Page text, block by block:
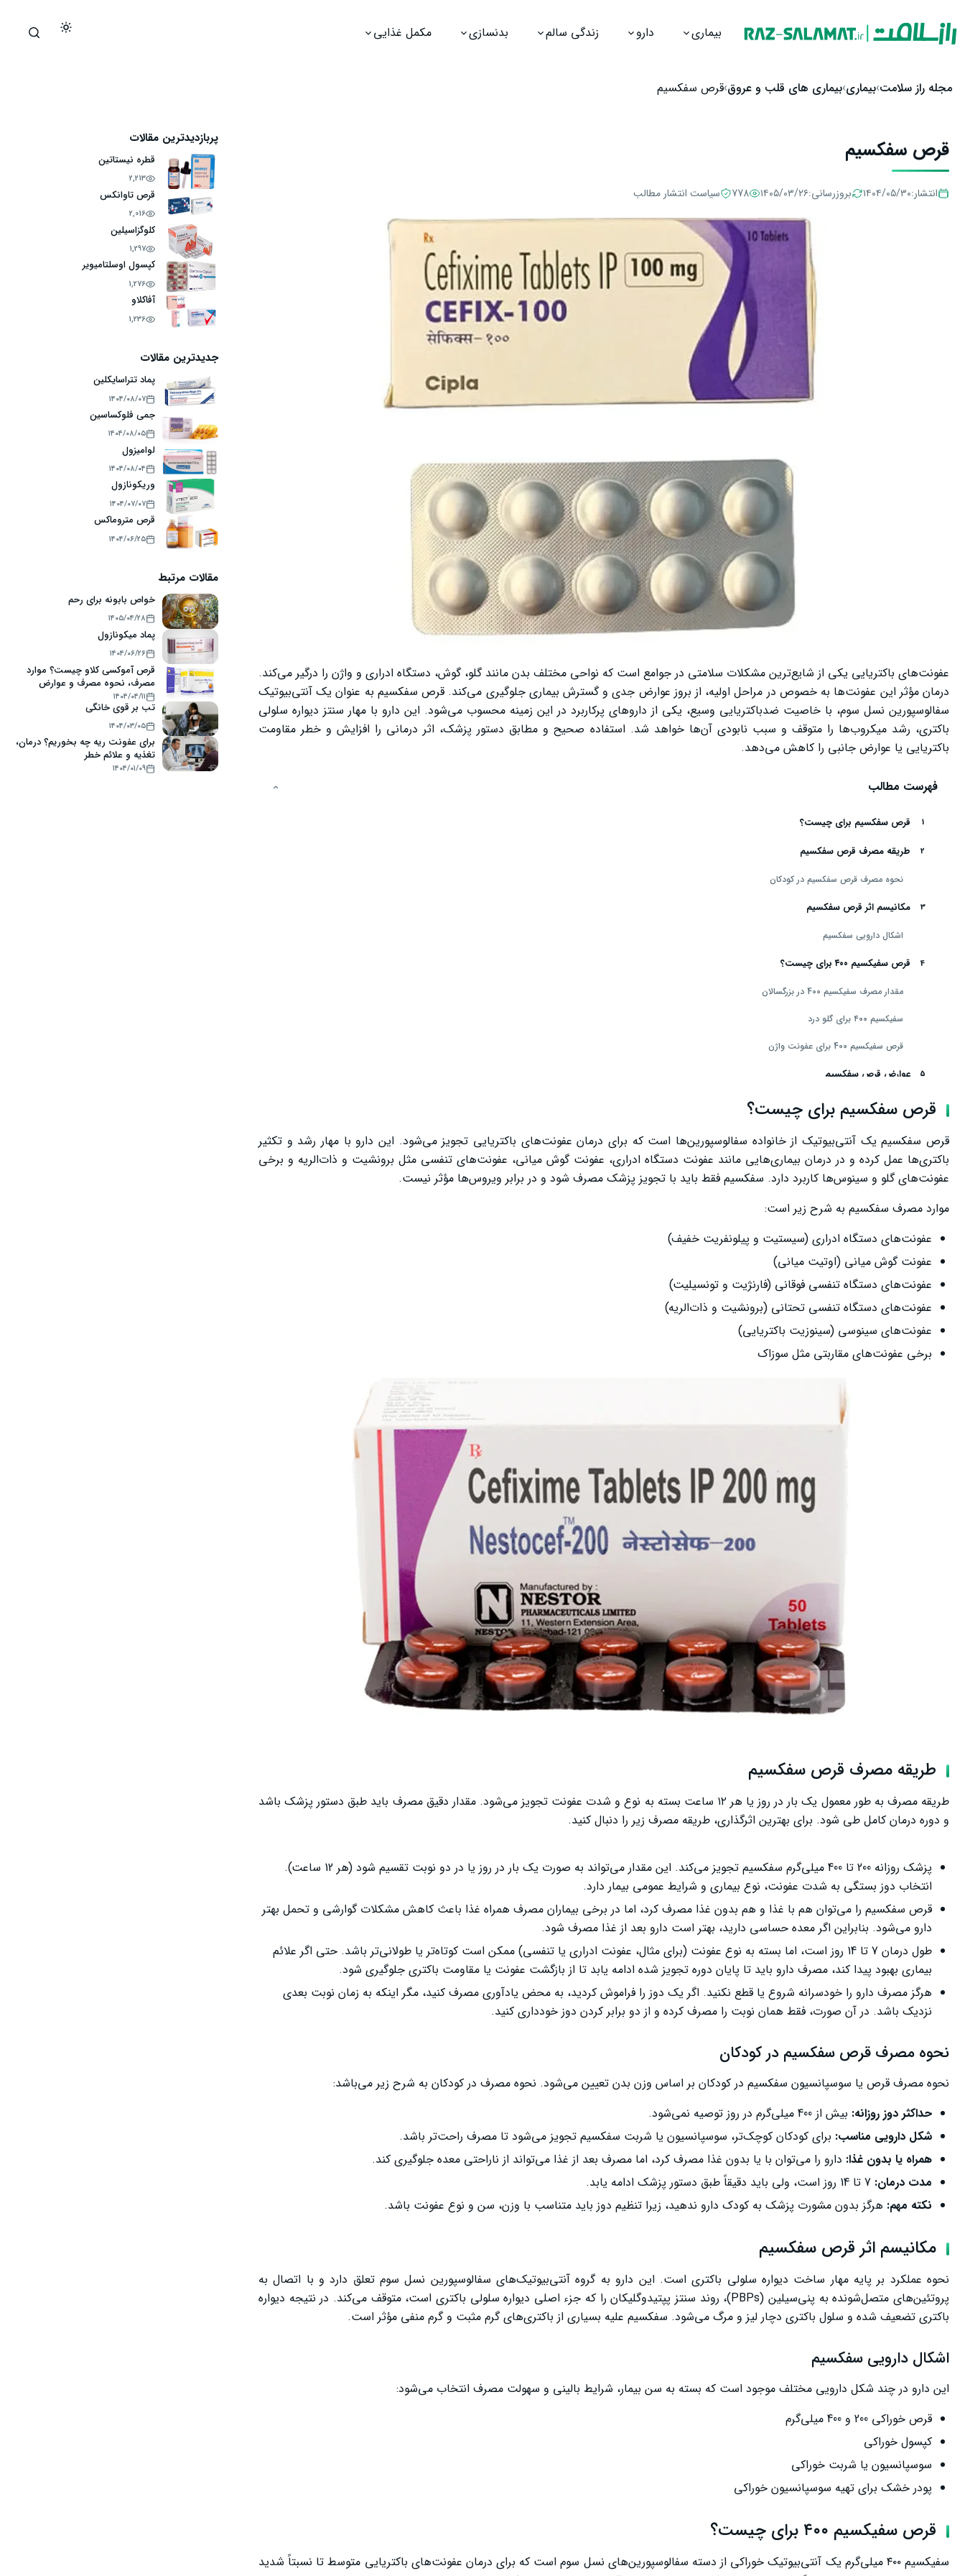
بیماری دارو زندگی سالم بدنسازی مکمل غذایی
مجله راز سلامت بیماری بیماری های قلب و عروق قرص سفکسیم
قرص سفکسیم
انتشار:۱۴۰۴/۰۵/۳۰ بروزرسانی:۱۴۰۵/۰۳/۲۶ 778 سیاست انتشار مطالب
عفونت‌های باکتریایی یکی از شایع‌ترین مشکلات سلامتی در جوامع است که نواحی مختلف بدن مانند گلو، گوش، دستگاه ادراری و واژن را درگیر می‌کند.
درمان مؤثر این عفونت‌ها به خصوص در مراحل اولیه، از بروز عوارض جدی و گسترش بیماری جلوگیری می‌کند. قرص سفکسیم به عنوان یک آنتی‌بیوتیک
سفالوسپورین نسل سوم، با خاصیت ضدباکتریایی وسیع، یکی از داروهای پرکاربرد در این زمینه محسوب می‌شود. این دارو با مهار سنتز دیواره سلولی
باکتری، رشد میکروب‌ها را متوقف و سبب نابودی آن‌ها خواهد شد. استفاده صحیح و مطابق دستور پزشک، اثر درمانی را افزایش و خطر مقاومت
باکتریایی یا عوارض جانبی را کاهش می‌دهد.
فهرست مطالب
قرص سفکسیم برای چیست؟
طریقه مصرف قرص سفکسیم
نحوه مصرف قرص سفکسیم در کودکان
مکانیسم اثر قرص سفکسیم
اشکال دارویی سفکسیم
قرص سفیکسیم ۴۰۰ برای چیست؟
مقدار مصرف سفیکسیم 400 در بزرگسالان
سفیکسیم ۴۰۰ برای گلو درد
قرص سفیکسیم 400 برای عفونت واژن
عوارض قرص سفکسیم
عوارض جدی و خطرات مصرف سفکسیم
قرص سفکسیم در بارداری
تداخل دارویی
سخن پایانی
قرص سفکسیم برای چیست؟
قرص سفکسیم یک آنتی‌بیوتیک از خانواده سفالوسپورین‌ها است که برای درمان عفونت‌های باکتریایی تجویز می‌شود. این دارو با مهار رشد و تکثیر
باکتری‌ها عمل کرده و در درمان بیماری‌هایی مانند عفونت دستگاه ادراری، عفونت گوش میانی، عفونت‌های تنفسی مثل برونشیت و ذات‌الریه و برخی
عفونت‌های گلو و سینوس‌ها کاربرد دارد. سفکسیم فقط باید با تجویز پزشک مصرف شود و در برابر ویروس‌ها مؤثر نیست.
موارد مصرف سفکسیم به شرح زیر است:
عفونت‌های دستگاه ادراری (سیستیت و پیلونفریت خفیف)
عفونت گوش میانی (اوتیت میانی)
عفونت‌های دستگاه تنفسی فوقانی (فارنژیت و تونسیلیت)
عفونت‌های دستگاه تنفسی تحتانی (برونشیت و ذات‌الریه)
عفونت‌های سینوسی (سینوزیت باکتریایی)
برخی عفونت‌های مقاربتی مثل سوزاک
طریقه مصرف قرص سفکسیم
طریقه مصرف به طور معمول یک بار در روز یا هر ۱۲ ساعت بسته به نوع و شدت عفونت تجویز می‌شود. مقدار دقیق مصرف باید طبق دستور پزشک باشد
و دوره درمان کامل طی شود. برای بهترین اثرگذاری، طریقه مصرف زیر را دنبال کنید.
پزشک روزانه 200 تا 400 میلی‌گرم سفکسیم تجویز می‌کند. این مقدار می‌تواند به صورت یک بار در روز یا در دو نوبت تقسیم شود (هر 12 ساعت).
انتخاب دوز بستگی به شدت عفونت، نوع بیماری و شرایط عمومی بیمار دارد.
قرص سفکسیم را می‌توان هم با غذا و هم بدون غذا مصرف کرد، اما در برخی بیماران مصرف همراه غذا باعث کاهش مشکلات گوارشی و تحمل بهتر
دارو می‌شود. بنابراین اگر معده حساسی دارید، بهتر است دارو بعد از غذا مصرف شود.
طول درمان 7 تا 14 روز است، اما بسته به نوع عفونت (برای مثال، عفونت ادراری یا تنفسی) ممکن است کوتاه‌تر یا طولانی‌تر باشد. حتی اگر علائم
بیماری بهبود پیدا کند، مصرف دارو باید تا پایان دوره تجویز شده ادامه یابد تا از بازگشت عفونت یا مقاومت باکتری جلوگیری شود.
هرگز مصرف دارو را خودسرانه شروع یا قطع نکنید. اگر یک دوز را فراموش کردید، به محض یادآوری مصرف کنید، مگر اینکه به زمان نوبت بعدی
نزدیک باشد. در آن صورت، فقط همان نوبت را مصرف کرده و از دو برابر کردن دوز خودداری کنید.
نحوه مصرف قرص سفکسیم در کودکان
نحوه مصرف قرص یا سوسپانسیون سفکسیم در کودکان بر اساس وزن بدن تعیین می‌شود. نحوه مصرف در کودکان به شرح زیر می‌باشد:
حداکثر دوز روزانه: بیش از 400 میلی‌گرم در روز توصیه نمی‌شود.
شکل دارویی مناسب: برای کودکان کوچک‌تر، سوسپانسیون یا شربت سفکسیم تجویز می‌شود تا مصرف راحت‌تر باشد.
همراه یا بدون غذا: دارو را می‌توان با یا بدون غذا مصرف کرد، اما مصرف بعد از غذا می‌تواند از ناراحتی معده جلوگیری کند.
مدت درمان:
نکته مهم: هرگز بدون مشورت پزشک به کودک دارو ندهید، زیرا تنظیم دوز باید متناسب با وزن، سن و نوع عفونت باشد.
مکانیسم اثر قرص سفکسیم
نحوه عملکرد بر پایه مهار ساخت دیواره سلولی باکتری است. این دارو به گروه آنتی‌بیوتیک‌های سفالوسپورین نسل سوم تعلق دارد و با اتصال به
پروتئین‌های متصل‌شونده به پنی‌سیلین (PBPs)، روند سنتز پپتیدوگلیکان را که جزء اصلی دیواره سلولی باکتری است، متوقف می‌کند. در نتیجه دیواره
باکتری تضعیف شده و سلول باکتری دچار لیز و مرگ می‌شود. سفکسیم علیه بسیاری از باکتری‌های گرم مثبت و گرم منفی مؤثر است.
اشکال دارویی سفکسیم
این دارو در چند شکل دارویی مختلف موجود است که بسته به سن بیمار، شرایط بالینی و سهولت مصرف انتخاب می‌شود:
قرص خوراکی 200 و 400 میلی‌گرم
کپسول خوراکی
سوسپانسیون یا شربت خوراکی
پودر خشک برای تهیه سوسپانسیون خوراکی
قرص سفیکسیم ۴۰۰ برای چیست؟
سفیکسیم ۴۰۰ میلی‌گرم یک آنتی‌بیوتیک خوراکی از دسته سفالوسپورین‌های نسل سوم است که برای درمان عفونت‌های باکتریایی متوسط تا نسبتاً شدید
پربازدیدترین مقالات
قطره نیستاتین
2,213
قرص تاوانکس
2,016
کلوگزاسیلین
1,297
کپسول اوسلتامیویر
1,276
آفاکلاو
1,236
جدیدترین مقالات
پماد تتراسایکلین
۱۴۰۴/۰۸/۰۷
جمی فلوکساسین
۱۴۰۴/۰۸/۰۵
لوامیزول
۱۴۰۴/۰۸/۰۴
وریکونازول
۱۴۰۴/۰۷/۰۷
قرص متروماکس
۱۴۰۴/۰۶/۲۵
مقالات مرتبط
خواص بابونه برای رحم
۱۴۰۵/۰۴/۲۸
پماد میکونازول
۱۴۰۴/۰۶/۲۶
قرص آموکسی کلاو چیست؟ موارد
مصرف، نحوه مصرف و عوارض
۱۴۰۴/۰۴/۱۱
تب بر قوی خانگی
۱۴۰۴/۰۳/۰۵
برای عفونت ریه چه بخوریم؟ درمان،
تغذیه و علائم خطر
۱۴۰۴/۰۱/۰۹